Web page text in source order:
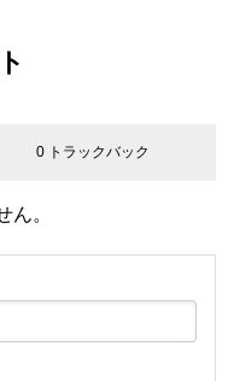
0 トラックバック
ん。